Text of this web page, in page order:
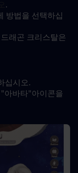
.
방법을 선택하십
래곤 크리스탈은
십시오.
아바타"아이콘을